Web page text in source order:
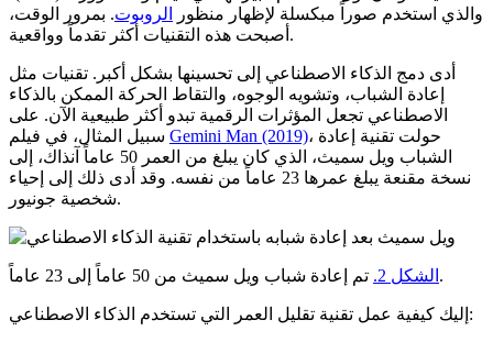
والذي استخدم صوراً مبكسلة لإظهار منظور
الروبوت. بمرور الوقت،
أصبحت هذه التقنيات أكثر تقدماً وواقعية.
أدى دمج الذكاء الاصطناعي إلى تحسينها بشكل أكبر. تقنيات مثل
إعادة الشباب، وتشويه الوجوه، والتقاط الحركة الممكن بالذكاء
الاصطناعي تجعل المؤثرات الرقمية تبدو أكثر طبيعية الآن. على
Gemini Man (2019)، حولت تقنية إعادة
الشباب ويل سميث، الذي كان يبلغ من العمر 50 عاماً آنذاك، إلى
نسخة مقنعة يبلغ عمرها 23 عاماً من نفسه. وقد أدى ذلك إلى إحياء
شخصية جونيور.
الشكل 2. تم إعادة شباب ويل سميث من 50 عاماً إلى 23 عاماً.
إليك كيفية عمل تقنية تقليل العمر التي تستخدم الذكاء الاصطناعي: